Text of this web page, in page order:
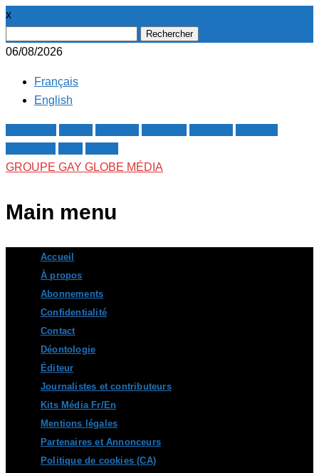
x
06/08/2026
Français
English
GROUPE GAY GLOBE MÉDIA
Main menu
content
Accueil
À propos
Abonnements
Confidentialité
Contact
Déontologie
Éditeur
Journalistes et contributeurs
Kits Média Fr/En
Mentions légales
Partenaires et Annonceurs
Politique de cookies (CA)